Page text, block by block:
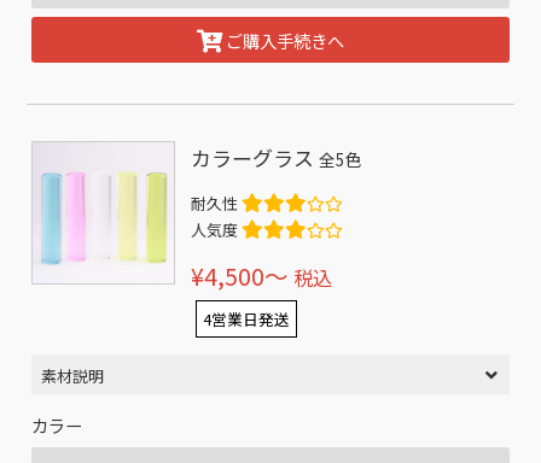
ご購入手続きへ
カラーグラス全5色
耐久性
人気度
¥4,500〜 税込
4営業日発送
素材説明
カラー